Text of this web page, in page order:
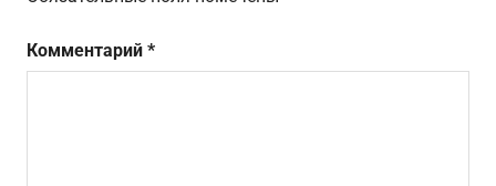
Комментарий *